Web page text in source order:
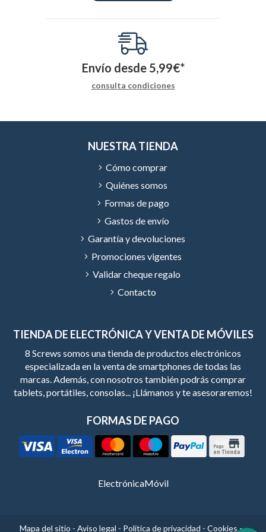
Envío desde 5,99€*
consulta condiciones
TIENDA DE ELECTRÓNICA Y VENTA DE MÓVILES
8 Screws somos una tienda de productos electrónicos
especializada en la venta de smartphones de todas las
marcas. Además, con nosotros también podrás comprar
tablets, portátiles, consolas... ¡Llámanos y te asesoraremos!
FORMAS DE PAGO
NUESTRA TIENDA
Cómo comprar
Quiénes somos
Formas de pago
Gastos de envío
Garantía y devoluciones
Promociones vigentes
Validar cheque regalo
Contacto
ElectrónicaMóvil
Mapa del sitio - Aviso legal - Política de privacidad - Cookies-